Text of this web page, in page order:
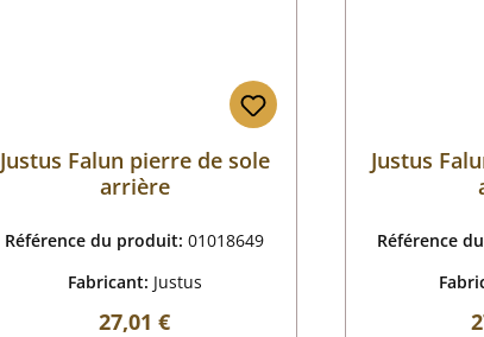
Justus Falun pierre de sole
arrière
Référence du produit:01018649
Fabricant: Justus
Prix régulier :
27,01 €
Justus
Référence